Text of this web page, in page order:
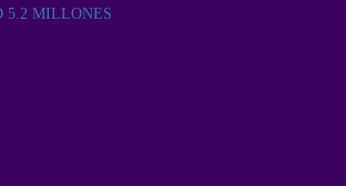
5.2 MILLONES